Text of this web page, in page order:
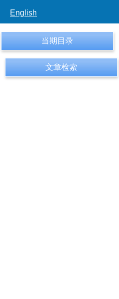
English
当期目录
文章检索